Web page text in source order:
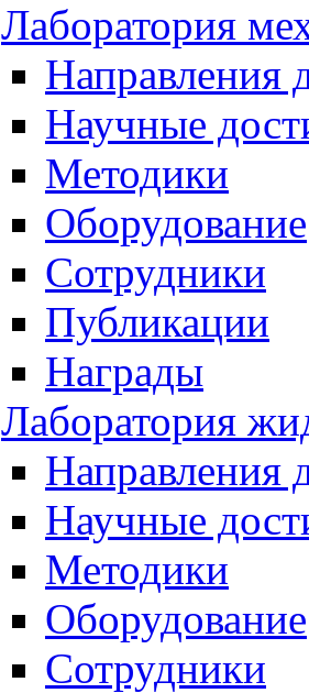
Лаборатория
Направления
Научные
Методики
Оборудование
Сотрудники
Публикации
Награды
Лаборатория
Направления
Научные
Методики
Оборудование
Сотрудники